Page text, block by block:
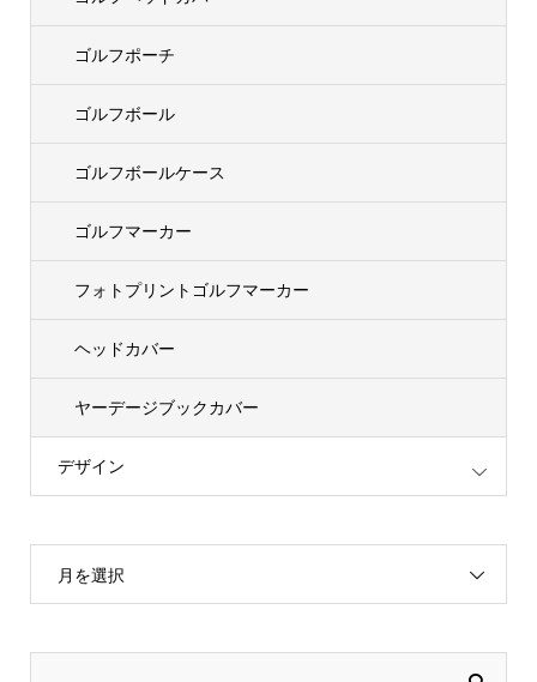
ゴルフポーチ
ゴルフボール
ゴルフボールケース
ゴルフマーカー
フォトプリントゴルフマーカー
ヘッドカバー
ヤーデージブックカバー
デザイン
月を選択